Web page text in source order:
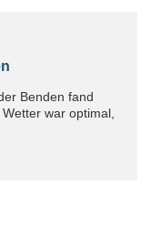
Benden fand
war optimal,